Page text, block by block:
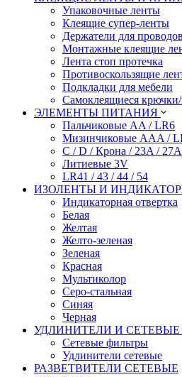
Упаковочные ленты
Клеящие супер-ленты
Держатели для
Монтажные клеящие
Лента стоп протечка
Противоскользящие
Подкладки для мебели
Самоклеящиеся
ЭЛЕМЕНТЫ ПИТАНИЯ
Пальчиковые AA / LR6
Мизинчиковые AAA /
C / D / Крона / 23A / 27A
Литиевые 3V
LR41 / 43 / 44 / 54
ИЗОЛЕНТЫ И
Индикаторная отвертка
Белая
Желтая
Желто-зеленая
Зеленая
Красная
Мультиколор
Серо-стальная
Синяя
Черная
УДЛИНИТЕЛИ И
Сетевые фильтры
Удлинители сетевые
РАЗВЕТВИТЕЛИ СЕТЕВЫЕ